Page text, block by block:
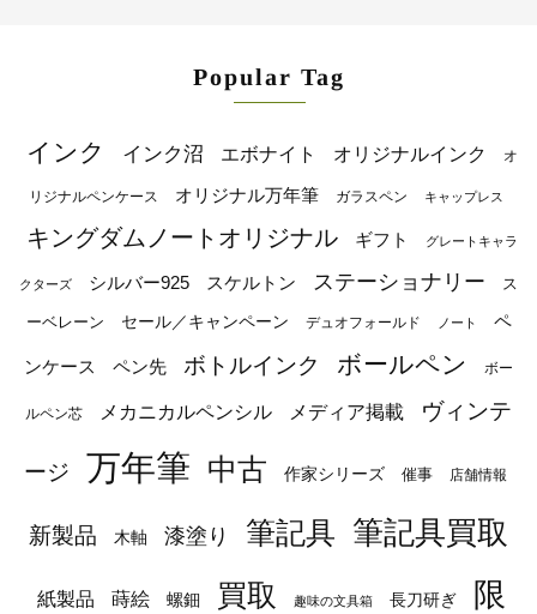
Popular Tag
インク インク沼 エボナイト オリジナルインク オ
リジナルペンケース オリジナル万年筆 ガラスペン キャップレス
キングダムノートオリジナル ギフト グレートキャラ
クターズ シルバー925 スケルトン ステーショナリー ス
ーベレーン セール／キャンペーン デュオフォールド ノート ペ
ンケース ペン先 ボトルインク ボールペン ボー
ルペン芯 メカニカルペンシル メディア掲載 ヴィンテ
ージ 万年筆 中古 作家シリーズ 催事 店舗情報
新製品 木軸 漆塗り 筆記具 筆記具買取
紙製品 蒔絵 螺鈿 買取 趣味の文具箱 長刀研ぎ
限